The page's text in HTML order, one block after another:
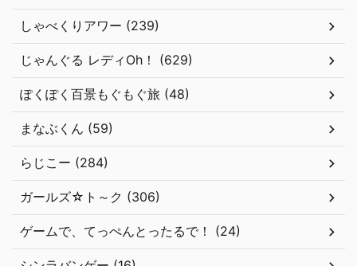
しゃべくりアワー (239)
じゃんぐる レディOh！ (629)
ぽくぽく百景もぐもぐ旅 (48)
まなぶくん (59)
らじこー (284)
ガールズ☆ト～ク (306)
ゲームで、てっぺんとったるで！ (24)